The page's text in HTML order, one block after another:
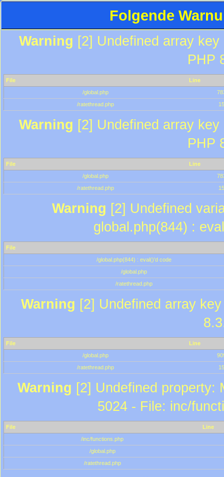
Folgende
Warning [2] Undefined array
PHP
File
Line
/global.php
/ratethread.php
15
Warning [2] Undefined array
PHP
File
Line
/global.php
/ratethread.php
15
Warning [2] Undefined
global.php(844) :
File
/global.php(844) : eval()'d code
/global.php
/ratethread.php
Warning [2] Undefined array
File
Line
/global.php
/ratethread.php
15
Warning [2] Undefined property:
5024 - File: inc/
File
Line
/inc/functions.php
/global.php
/ratethread.php